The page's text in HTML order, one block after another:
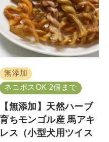
無添加
ネコポスOK 2個まで
【無添加】天然ハーブ
育ちモンゴル産 馬アキ
レス（小型犬用ツイス